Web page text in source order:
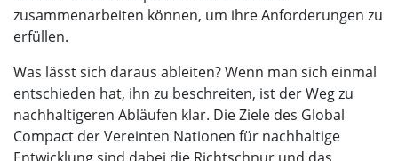
zusammenarbeiten können, um ihre Anforderungen zu
erfüllen.
Was lässt sich daraus ableiten? Wenn man sich einmal
entschieden hat, ihn zu beschreiten, ist der Weg zu
nachhaltigeren Abläufen klar. Die Ziele des Global
Compact der Vereinten Nationen für nachhaltige